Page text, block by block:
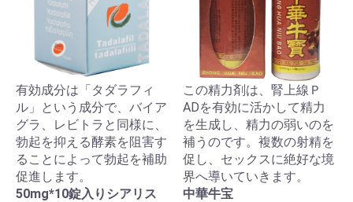
有効成分は「タダラフィ
ル」という成分で、バイア
グラ、レビトラと同様に、
勃起を抑える酵素を阻害す
ることによって勃起を補助
促進します。
50mg*10錠入りシアリス
この精力剤は、腎上線Ｐ
ADを有効に活かして精力
を生成し、精力の弱いのを
補うのです。複数の射精を
促し、セックスに絶好な境
界へ導いていきます。
中華牛宝